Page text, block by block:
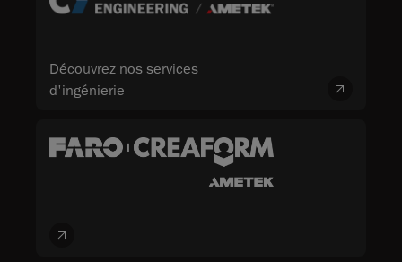
Découvrez nos services
d'ingénierie